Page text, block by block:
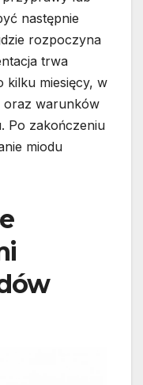
następnie
rozpoczyna
trwa
kilku miesięcy, w
oraz warunków
Po zakończeniu
miodu